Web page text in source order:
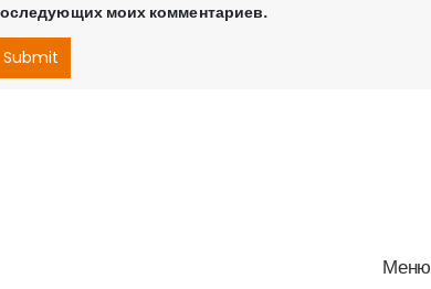
моих комментариев.
Меню